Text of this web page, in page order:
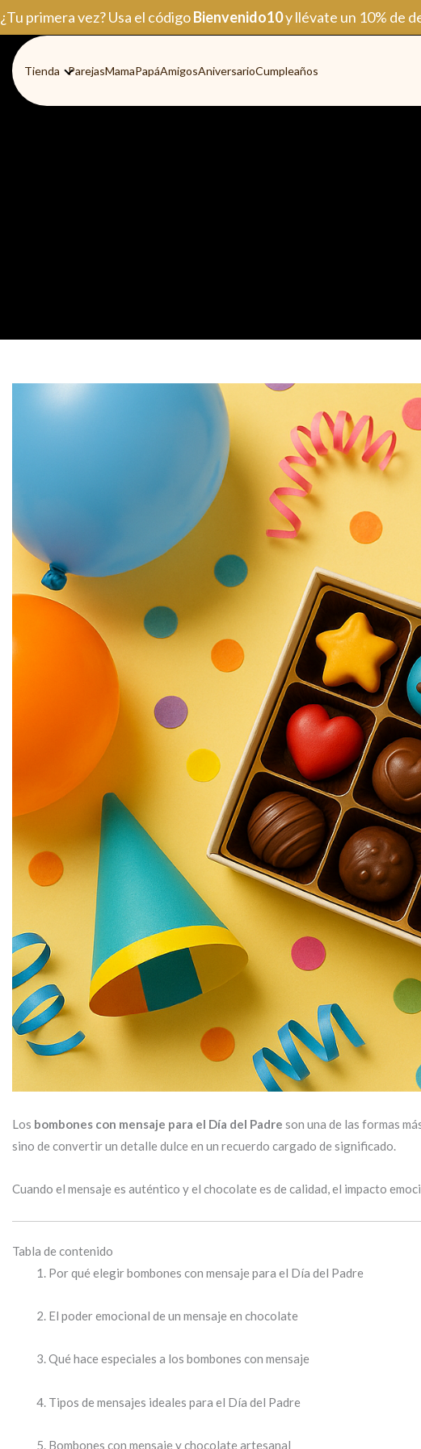
Ir
al
contenido
¿Tu primera vez? Usa el códigoBienvenido10y llévate un 10% de
Tienda ParejasMamaPapáAmigosAniversarioCumpleaños
Los bombones con mensaje para el Día del Padre son una de las formas
sino de convertir un detalle dulce en un recuerdo cargado de significado.
Cuando el mensaje es auténtico y el chocolate es de calidad, el impacto
Tabla de contenido
Por qué elegir bombones con mensaje para el Día del Padre
El poder emocional de un mensaje en chocolate
Qué hace especiales a los bombones con mensaje
Tipos de mensajes ideales para el Día del Padre
Bombones con mensaje y chocolate artesanal